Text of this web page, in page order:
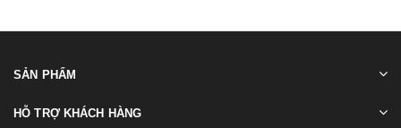
SẢN PHẨM
HỖ TRỢ KHÁCH HÀNG